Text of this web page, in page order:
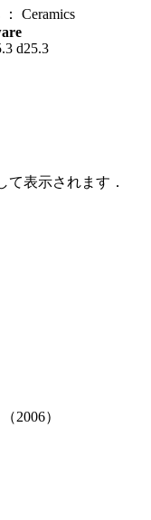
： Ceramics
d25.3
て表示されます．
2006）